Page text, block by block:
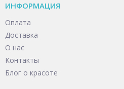
ИНФОРМАЦИЯ
Оплата
Доставка
О нас
Контакты
Блог о красоте